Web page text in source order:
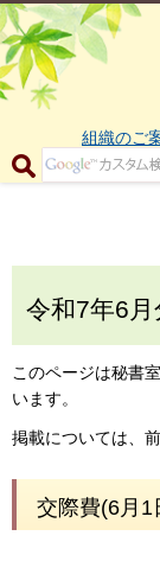
組織のご
令和7年6
このページは秘書
います。
掲載については、
交際費(6月1